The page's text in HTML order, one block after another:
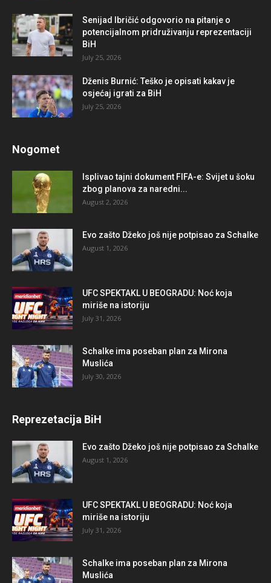
Senijad Ibričić odgovorio na pitanje o
potencijalnom pridruživanju reprezentaciji
BiH
July 25, 2026
Dženis Burnić: Teško je opisati kakav je
osjećaj igrati za BiH
July 25, 2026
Nogomet
Isplivao tajni dokument FIFA-e: Svijet u šoku
zbog planova za naredni...
August 2, 2026
Evo zašto Džeko još nije potpisao za Schalke
August 1, 2026
UFC SPEKTAKL U BEOGRADU: Noć koja
miriše na istoriju
July 31, 2026
Schalke ima poseban plan za Mirona
Muslića
July 30, 2026
Reprezetacija BiH
Evo zašto Džeko još nije potpisao za Schalke
August 1, 2026
UFC SPEKTAKL U BEOGRADU: Noć koja
miriše na istoriju
July 31, 2026
Schalke ima poseban plan za Mirona
Muslića